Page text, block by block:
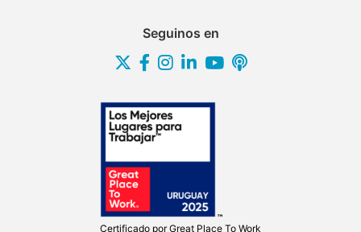
Seguinos en
Certificado porGreat Place To Work